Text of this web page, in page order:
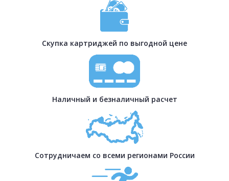
Скупка картриджей по выгодной цене
Наличный и безналичный расчет
Сотрудничаем со всеми регионами России